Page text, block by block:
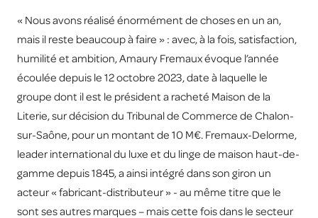
« Nous avons réalisé énormément de choses en un an,
mais il reste beaucoup à faire » : avec, à la fois, satisfaction,
humilité et ambition, Amaury Fremaux évoque l’année
écoulée depuis le 12 octobre 2023, date à laquelle le
groupe dont il est le président a racheté Maison de la
Literie, sur décision du Tribunal de Commerce de Chalon-
sur-Saône, pour un montant de 10 M€. Fremaux-Delorme,
leader international du luxe et du linge de maison haut-de-
gamme depuis 1845, a ainsi intégré dans son giron un
acteur « fabricant-distributeur » - au même titre que le
sont ses autres marques – mais cette fois dans le secteur